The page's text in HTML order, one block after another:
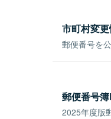
市町村変
郵便番号を
郵便番号簿
2025年度版